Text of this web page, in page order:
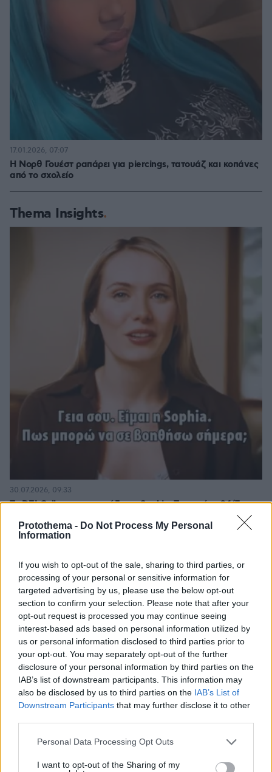
Protothema - Do Not Process My Personal
Information
If you wish to opt-out of the sale, sharing to third parties, or
processing of your personal or sensitive information for
targeted advertising by us, please use the below opt-out
section to confirm your selection. Please note that after your
opt-out request is processed you may continue seeing
interest-based ads based on personal information utilized by
us or personal information disclosed to third parties prior to
your opt-out. You may separately opt-out of the further
disclosure of your personal information by third parties on the
IAB’s list of downstream participants. This information may
also be disclosed by us to third parties on the IAB’s List of
Downstream Participants that may further disclose it to other
Please note that this website/app uses one or more Google
not limited to your visit or usage behaviour. You may click to
Personal Data Processing Opt Outs
I want to opt-out of the Sharing of my
Η Νορθ Γουέστ ραπάρει για piercings, τατουάζ και κοπάνες
από το σχολείο
17.01.2026, 07:07
Thema Insights
Το DEI College παρουσιάζει τη Sophia. Την πρώτη 24/7
βοηθό AI που αλλάζει τον τρόπο με τον οποίο μαθαίνουν οι
φοιτητές
30.07.2026, 09:33
Η Smart φοιτητική κατοικία στην καρδιά της Αθήνας
Διασκεδάζουμε υπεύθυνα, επιστρέφουμε με ασφάλεια
29.07.2026, 09:39
ΡΟΗ ΕΙΔΗΣΕΩΝ
Ειδήσεις Δημοφιλή Σχολιασμένα
πριν 2 λεπτά
Αρέσει στις γάτες το παιχνίδι “Φέρτο” όσο και στους